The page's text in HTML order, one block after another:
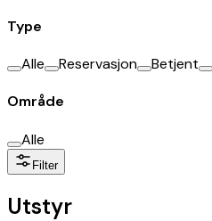
Type
Alle Reservasjon Betjent
Område
Alle
Filter
Utstyr